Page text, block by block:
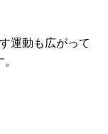
運動も広がって